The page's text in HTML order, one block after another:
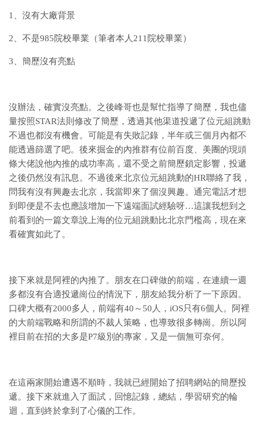
1、沒有大廠背景
2、不是985院校畢業（筆者本人211院校畢業）
3、簡歷沒有亮點
沒辦法，確實沒亮點。之後峰哥也是幫忙指導了簡歷，我也儘
量按照STAR法則修改了簡歷，透過其他渠道投遞了位元組跳動
不過也都沒有機會。可能是有失敗記錄，半年或三個月內都不
能透過篩選了吧。後來掘金的內推群有位前百度、美團的現頭
條大佬說他內推的成功率高，還不受之前簡歷鎖定影響，投遞
之後仍然沒有訊息。不過後來北京位元組跳動的HR聯絡了我，
問我有沒有興趣去北京，我當即來了個沒興趣。通完電話才想
到即便是不去也應該增加一下遠端面試經驗呀…這讓我想到之
前看到的一篇文章說上海的位元組跳動比北京門檻高，現在來
看確實如此了。
接下來就是阿裡的內推了。朋友在口碑做的前端，在連續一週
多都沒有合適投遞崗位的情況下，朋友給我分析了一下原因。
口碑大概有2000多人，前端有40～50人，iOS只有6個人。阿裡
的大前端戰略和所謂的不裁人策略，也導致很多轉崗。所以阿
裡目前在招的大多是P7級別的專家，又是一個無可奈何。
在這兩家開始遭遇不順時，我就已經開始了招聘網站的簡歷投
遞。接下來就進入了面試，回憶記錄，總結，學習研究的輪
迴，直到終於拿到了心儀的工作。